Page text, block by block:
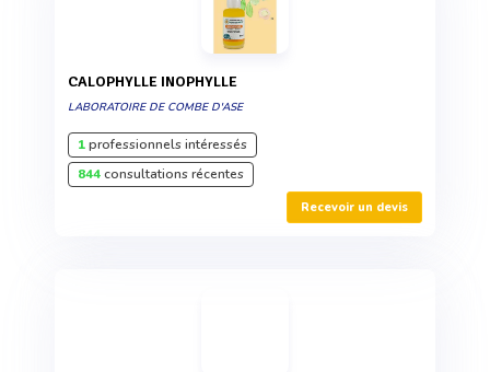
CALOPHYLLE INOPHYLLE
LABORATOIRE DE COMBE D'ASE
1professionnels intéressés
844consultations récentes
Recevoir un devis